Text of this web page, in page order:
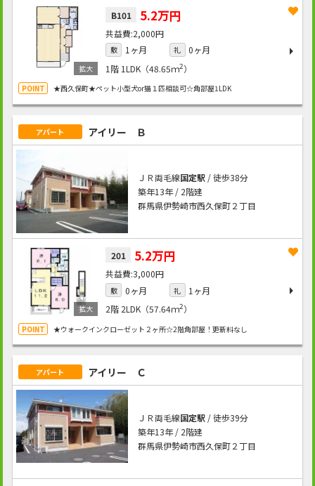
B101 5.2万円
2,000円
敷 1ヶ月 礼
0ヶ月
1階 1LDK（48.65ｍ2）
★西久保町★ペット小型犬or猫１匹相談可☆角部屋1LDK
アパート アイリー Ｂ
ＪＲ両毛線国定駅/ 徒歩38分
築年13年 / 2階建
群馬県伊勢崎市西久保町２丁目
201 5.2万円
3,000円
敷 0ヶ月 礼
1ヶ月
2階 2LDK（57.64ｍ2）
★ウォークインクローゼット２ヶ所☆2階角部屋！更新料なし
アパート アイリー Ｃ
ＪＲ両毛線国定駅/ 徒歩39分
築年13年 / 2階建
群馬県伊勢崎市西久保町２丁目